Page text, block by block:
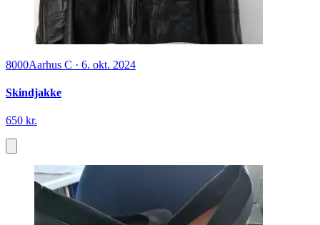
8000Aarhus C · 6. okt. 2024
Skindjakke
650 kr.